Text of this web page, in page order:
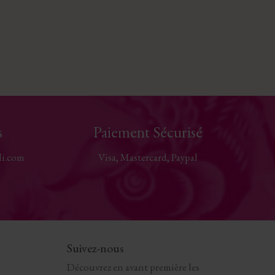
Paiement Sécurisé
Visa, Mastercard, Paypal
Suivez-nous
Découvrez en avant première les